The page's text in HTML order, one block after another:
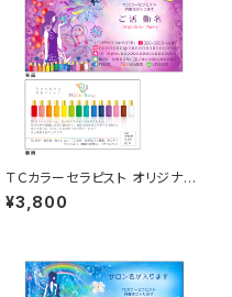
ＴＣカラーセラピスト オリジナル
名刺 50枚
¥3,800